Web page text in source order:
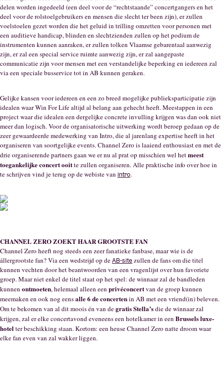
delen worden ingedeeld (een deel voor de “rechtstaande” concertgangers en het
deel voor de rolstoelgebruikers en mensen die slecht ter been zijn), er zullen
voelstoelen gezet worden die het geluid in trilling omzetten voor personen met
een auditieve handicap, blinden en slechtzienden zullen op het podium de
instrumenten kunnen aanraken, er zullen tolken Vlaamse gebarentaal aanwezig
zijn, er zal een special service ruimte aanwezig zijn, er zal aangepaste
communicatie zijn voor mensen met een verstandelijke beperking en iedereen zal
via een speciale busservice tot in AB kunnen geraken.
Gelijke kansen voor iedereen en een zo breed mogelijke publieksparticipatie zijn
idealen waar Win For Life altijd al belang aan gehecht heeft. Meestappen in een
project waar die idealen een dergelijke concrete invulling krijgen was dan ook niet
meer dan logisch. Voor de organisatorische uitwerking wordt beroep gedaan op de
zeer gewaardeerde medewerking van Intro, die al jarenlang expertise heeft in het
organiseren van soortgelijke events. Channel Zero is laaiend enthousiast en met de
drie organiserende partners gaan we er nu al prat op misschien wel hetmeest
toegankelijke concert ooitte zullen organiseren. Alle praktische info over hoe in
te schrijven vind je terug op de webiste van intro.
CHANNEL ZERO ZOEKT HAAR GROOTSTE FAN
Channel Zero heeft nog steeds een zeer fanatieke fanbase, maar wie is de
állergrootste fan? Via een wedstrijd op deAB-sitezullen de fans om die titel
kunnen vechten door het beantwoorden van een vragenlijst over hun favoriete
groep. Maar niet enkel de titel staat op het spel: de winnaar zal de bandleden
kunnen ontmoeten, helemaal alleen een privéconcertvan de groep kunnen
meemaken en ook nog eensalle 6 de concertenin AB met een vriend(in) beleven.
Om te bekomen van al dit moois én van degratis Stella’sdie de winnaar zal
krijgen, zal er elke concertavond eveneens een hotelkamer in een Brussels luxe-
hotelter beschikking staan. Kortom: een heuse Channel Zero natte droom waar
elke fan even van zal wakker liggen.